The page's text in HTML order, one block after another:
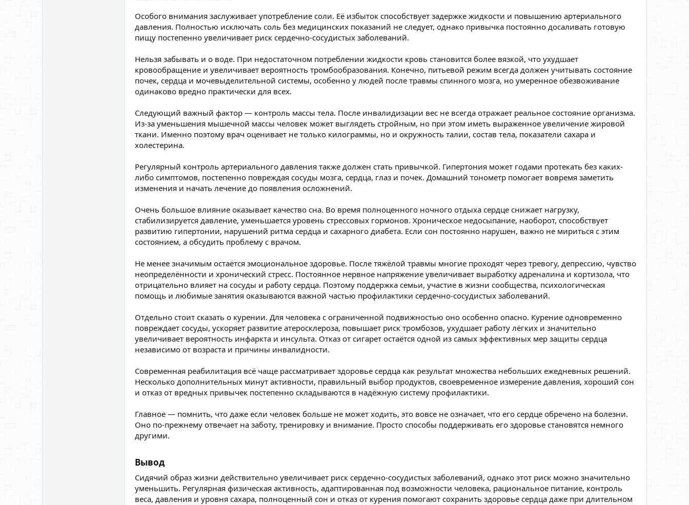
Особого внимания заслуживает употребление соли. Её избыток способствует задержке жидкости и повышению артериального
давления. Полностью исключать соль без медицинских показаний не следует, однако привычка постоянно досаливать готовую
пищу постепенно увеличивает риск сердечно-сосудистых заболеваний.
Нельзя забывать и о воде. При недостаточном потреблении жидкости кровь становится более вязкой, что ухудшает
кровообращение и увеличивает вероятность тромбообразования. Конечно, питьевой режим всегда должен учитывать состояние
почек, сердца и мочевыделительной системы, особенно у людей после травмы спинного мозга, но умеренное обезвоживание
одинаково вредно практически для всех.
Следующий важный фактор — контроль массы тела. После инвалидизации вес не всегда отражает реальное состояние организма.
Из-за уменьшения мышечной массы человек может выглядеть стройным, но при этом иметь выраженное увеличение жировой
ткани. Именно поэтому врач оценивает не только килограммы, но и окружность талии, состав тела, показатели сахара и
холестерина.
Регулярный контроль артериального давления также должен стать привычкой. Гипертония может годами протекать без каких-
либо симптомов, постепенно повреждая сосуды мозга, сердца, глаз и почек. Домашний тонометр помогает вовремя заметить
изменения и начать лечение до появления осложнений.
Очень большое влияние оказывает качество сна. Во время полноценного ночного отдыха сердце снижает нагрузку,
стабилизируется давление, уменьшается уровень стрессовых гормонов. Хроническое недосыпание, наоборот, способствует
развитию гипертонии, нарушений ритма сердца и сахарного диабета. Если сон постоянно нарушен, важно не мириться с этим
состоянием, а обсудить проблему с врачом.
Не менее значимым остаётся эмоциональное здоровье. После тяжёлой травмы многие проходят через тревогу, депрессию, чувство
неопределённости и хронический стресс. Постоянное нервное напряжение увеличивает выработку адреналина и кортизола, что
отрицательно влияет на сосуды и работу сердца. Поэтому поддержка семьи, участие в жизни сообщества, психологическая
помощь и любимые занятия оказываются важной частью профилактики сердечно-сосудистых заболеваний.
Отдельно стоит сказать о курении. Для человека с ограниченной подвижностью оно особенно опасно. Курение одновременно
повреждает сосуды, ускоряет развитие атеросклероза, повышает риск тромбозов, ухудшает работу лёгких и значительно
увеличивает вероятность инфаркта и инсульта. Отказ от сигарет остаётся одной из самых эффективных мер защиты сердца
независимо от возраста и причины инвалидности.
Современная реабилитация всё чаще рассматривает здоровье сердца как результат множества небольших ежедневных решений.
Несколько дополнительных минут активности, правильный выбор продуктов, своевременное измерение давления, хороший сон
и отказ от вредных привычек постепенно складываются в надёжную систему профилактики.
Главное — помнить, что даже если человек больше не может ходить, это вовсе не означает, что его сердце обречено на болезни.
Оно по-прежнему отвечает на заботу, тренировку и внимание. Просто способы поддерживать его здоровье становятся немного
другими.
Вывод​
Сидячий образ жизни действительно увеличивает риск сердечно-сосудистых заболеваний, однако этот риск можно значительно
уменьшить. Регулярная физическая активность, адаптированная под возможности человека, рациональное питание, контроль
веса, давления и уровня сахара, полноценный сон и отказ от курения помогают сохранить здоровье сердца даже при длительном